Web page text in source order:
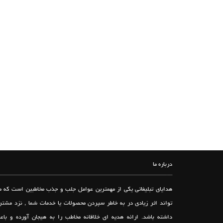
درباره ما
هدایای تبلیغاتی یکی از مهمترین عوامل جلب و جذب مخاطبین است که
تواند اثر زیادی در به خاطر سپردن محصولات یا خدمات شما , نزد
داشته باشد. ارائه هدیه ای خلاقانه مخاطب را به هیجان آورده و